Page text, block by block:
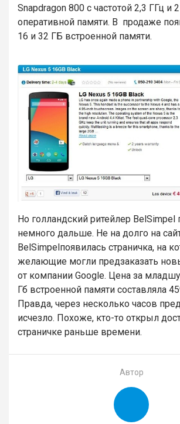
Snapdragon 800 с частотой 2,3 ГГц и
оперативной памяти. В продаже
16 и 32 ГБ встроенной памяти.
Но голландский ритейлер
немного дальше. Не на долго на
BelSimpelпоявилась страничка, на
желающие могли предзаказать
от компании Google. Цена за
Гб встроенной памяти составляла
Правда, через несколько часов
исчезло. Похоже, кто-то открыл
страничке раньше времени.
Автор